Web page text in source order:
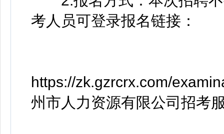
考人员可登录报名链接：
https://zk.gzrcrx.com/
州市人力资源有限公司招考